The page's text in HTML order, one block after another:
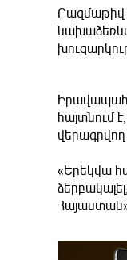
Բազմաթիվ
հայտնում
«Երեկվա